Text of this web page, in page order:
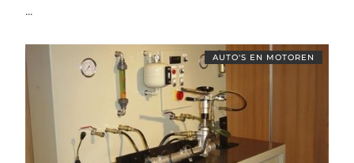
...
AUTO'S EN MOTOREN